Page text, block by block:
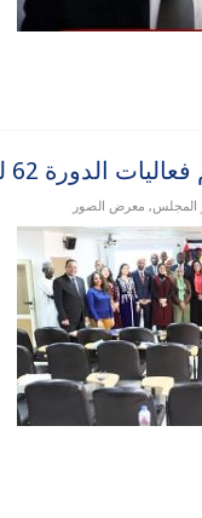
62 للصحفيين الإفريقيين
المجلس, معرض الصور